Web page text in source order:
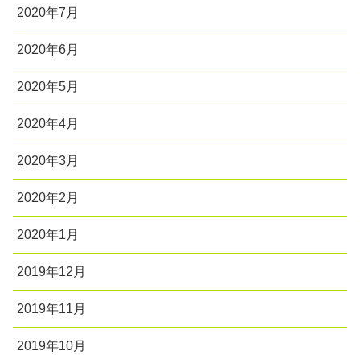
2020年7月
2020年6月
2020年5月
2020年4月
2020年3月
2020年2月
2020年1月
2019年12月
2019年11月
2019年10月